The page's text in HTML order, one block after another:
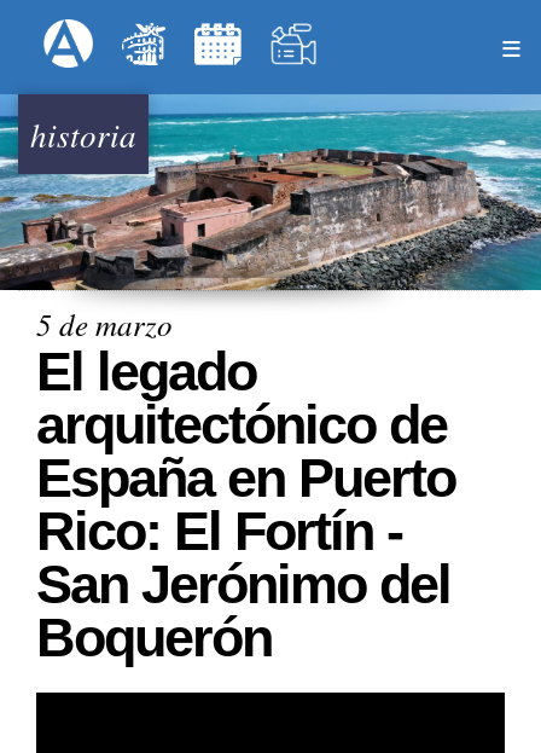
al
principal
Menú Superior
historia
5 de marzo
El legado
arquitectónico de
España en Puerto
Rico: El Fortín -
San Jerónimo del
Boquerón